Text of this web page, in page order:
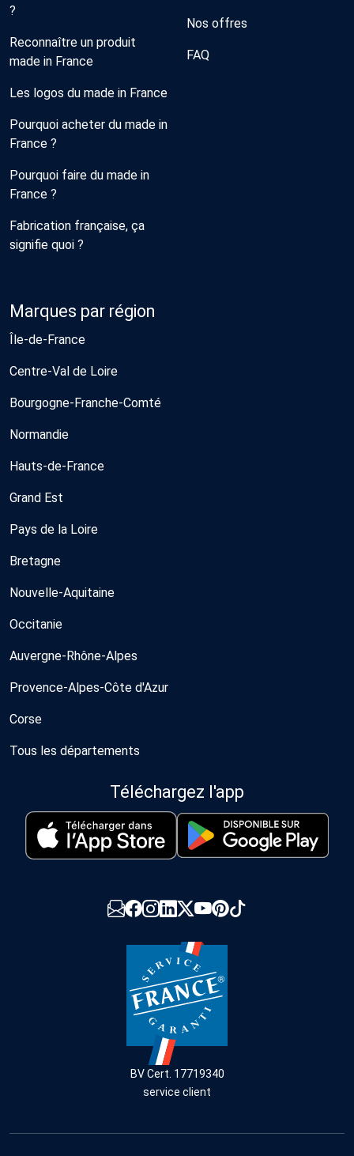
?
Reconnaître un produit
made in France
Les logos du made in France
Pourquoi acheter du made in
France ?
Pourquoi faire du made in
France ?
Fabrication française, ça
signifie quoi ?
Nos offres
FAQ
Marques par région
Île-de-France
Centre-Val de Loire
Bourgogne-Franche-Comté
Normandie
Hauts-de-France
Grand Est
Pays de la Loire
Bretagne
Nouvelle-Aquitaine
Occitanie
Auvergne-Rhône-Alpes
Provence-Alpes-Côte d'Azur
Corse
Tous les départements
Téléchargez l'app
BV Cert. 17719340
service client